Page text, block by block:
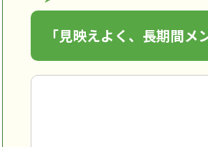
「見映えよく、長期間メ